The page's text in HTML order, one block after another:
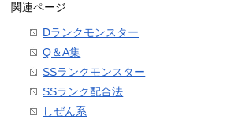
関連ページ
Dランクモンスター
Q＆A集
SSランクモンスター
SSランク配合法
しぜん系